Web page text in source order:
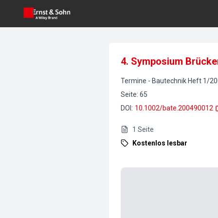
4. Symposium
Termine - Bautechnik Heft 1/
Seite: 65
DOI : 10.1002/bate.200490012
1 Seite
Kostenlos lesbar